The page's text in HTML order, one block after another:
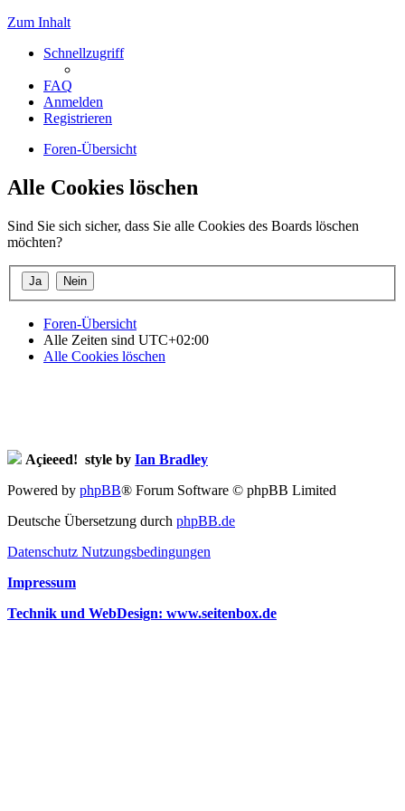
Zum Inhalt
Schnellzugriff
FAQ
Anmelden
Registrieren
Foren-Übersicht
Alle Cookies löschen
Sind Sie sich sicher, dass Sie alle Cookies des Boards löschen
möchten?
Foren-Übersicht
Alle Zeiten sind UTC+02:00
Alle Cookies löschen
Açieeed! style by Ian Bradley
Powered by phpBB® Forum Software © phpBB Limited
Deutsche Übersetzung durch phpBB.de
Datenschutz Nutzungsbedingungen
Impressum
Technik und WebDesign: www.seitenbox.de